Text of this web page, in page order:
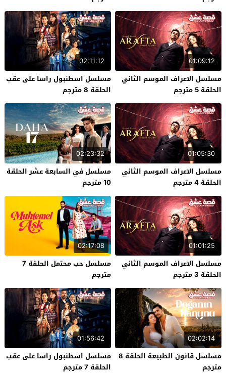
01:09:12
مسلسل الاعراف الموسم الثاني
الحلقة 5 مترجم
02:11:12
مسلسل اسطنبول راسا على عقب
الحلقة 8 مترجم
01:05:30
مسلسل الاعراف الموسم الثاني
الحلقة 4 مترجم
02:23:32
مسلسل في السابعة عشر الحلقة
10 مترجم
01:01:25
مسلسل الاعراف الموسم الثاني
الحلقة 3 مترجم
02:17:08
مسلسل حب محتمل الحلقة 7
مترجم
02:02:14
مسلسل قانون الطبيعة الحلقة 8
مترجم
01:56:42
مسلسل اسطنبول راسا على عقب
الحلقة 7 مترجم